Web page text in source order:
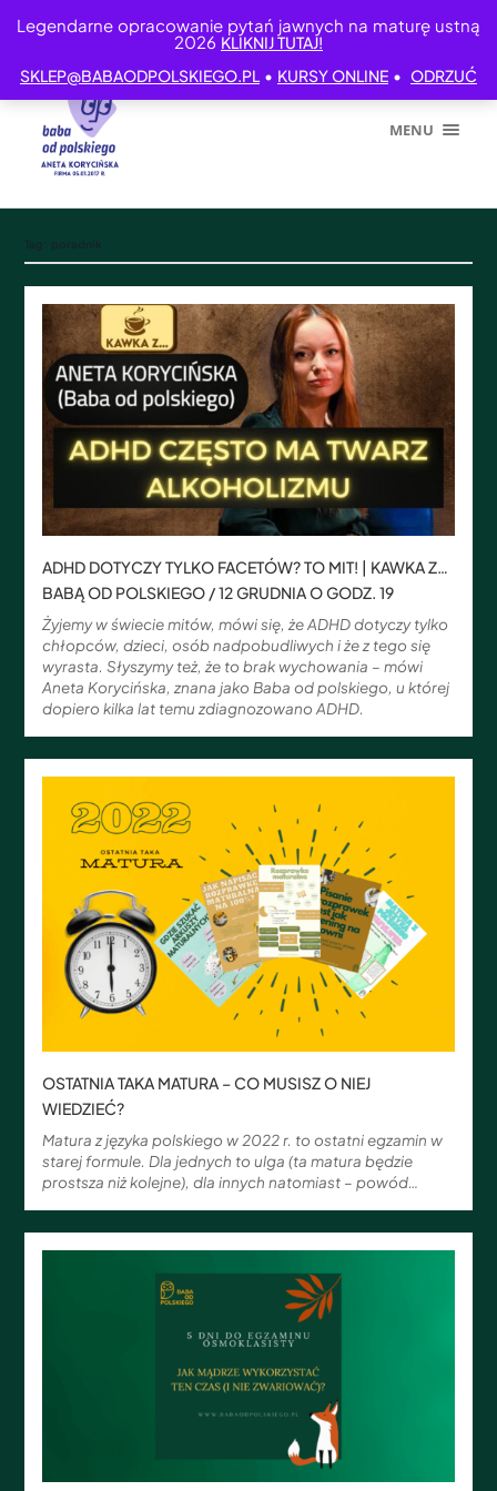
Legendarne opracowanie pytań jawnych na maturę ustną
2026 KLIKNIJ TUTAJ!
SKLEP@BABAODPOLSKIEGO.PL • KURSY ONLINE • ODRZUĆ
MENU
ADHD DOTYCZY TYLKO FACETÓW? TO MIT! | KAWKA Z…
BABĄ OD POLSKIEGO / 12 GRUDNIA O GODZ. 19
Żyjemy w świecie mitów, mówi się, że ADHD dotyczy tylko
chłopców, dzieci, osób nadpobudliwych i że z tego się
wyrasta. Słyszymy też, że to brak wychowania – mówi
Aneta Korycińska, znana jako Baba od polskiego, u której
dopiero kilka lat temu zdiagnozowano ADHD.
OSTATNIA TAKA MATURA – CO MUSISZ O NIEJ
WIEDZIEĆ?
Matura z języka polskiego w 2022 r. to ostatni egzamin w
starej formule. Dla jednych to ulga (ta matura będzie
prostsza niż kolejne), dla innych natomiast – powód…